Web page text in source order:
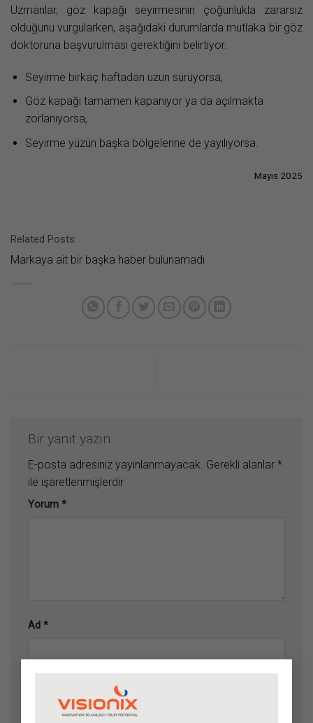
×
Uzmanlar, göz kapağı seyirmesinin çoğunlukla zararsız
olduğunu vurgularken, aşağıdaki durumlarda mutlaka bir göz
doktoruna başvurulması gerektiğini belirtiyor.
Seyirme birkaç haftadan uzun sürüyorsa,
Göz kapağı tamamen kapanıyor ya da açılmakta
zorlanıyorsa,
Seyirme yüzün başka bölgelerine de yayılıyorsa.
Mayıs 2025
Related Posts:
Markaya ait bir başka haber bulunamadı
Bir yanıt yazın
E-posta adresiniz yayınlanmayacak. Gerekli alanlar *
ile işaretlenmişlerdir
Yorum *
Ad *